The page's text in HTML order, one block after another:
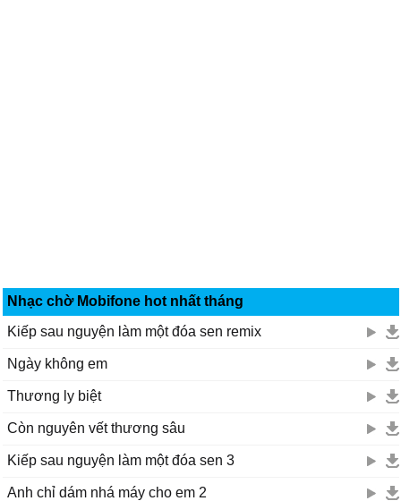
Nhạc chờ Mobifone hot nhất tháng
Kiếp sau nguyện làm một đóa sen remix
Ngày không em
Thương ly biệt
Còn nguyên vết thương sâu
Kiếp sau nguyện làm một đóa sen 3
Anh chỉ dám nhá máy cho em 2